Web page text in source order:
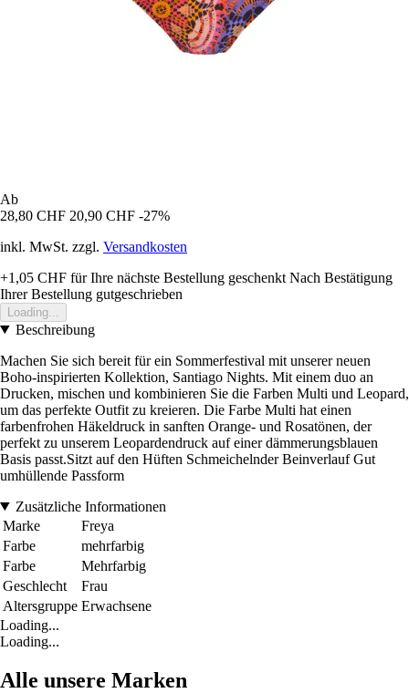
Ab
28,80 CHF 20,90 CHF -27%
inkl. MwSt. zzgl. Versandkosten
+1,05 CHF für Ihre nächste Bestellung geschenkt Nach Bestätigung
Ihrer Bestellung gutgeschrieben
Loading...
Beschreibung
Machen Sie sich bereit für ein Sommerfestival mit unserer neuen
Boho-inspirierten Kollektion, Santiago Nights. Mit einem duo an
Drucken, mischen und kombinieren Sie die Farben Multi und Leopard,
um das perfekte Outfit zu kreieren. Die Farbe Multi hat einen
farbenfrohen Häkeldruck in sanften Orange- und Rosatönen, der
perfekt zu unserem Leopardendruck auf einer dämmerungsblauen
Basis passt.Sitzt auf den Hüften Schmeichelnder Beinverlauf Gut
umhüllende Passform
Zusätzliche Informationen
Marke
Freya
Farbe
mehrfarbig
Farbe
Mehrfarbig
Geschlecht
Frau
Altersgruppe Erwachsene
Loading...
Loading...
Alle unsere Marken